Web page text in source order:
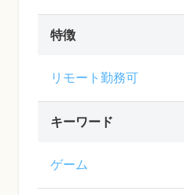
特徴
リモート勤務可
キーワード
ゲーム